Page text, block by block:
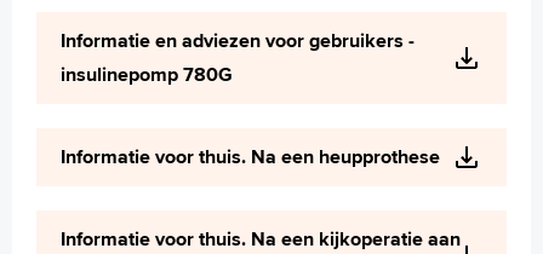
Zoeken
Polski
Arabisch
Informatie en adviezen voor gebruikers -
insulinepomp 780G
Informatie voor thuis. Na een heupprothese
Informatie voor thuis. Na een kijkoperatie aan